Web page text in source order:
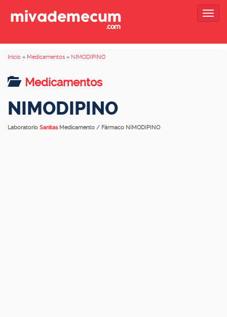
Inicio » Medicamentos » NIMODIPINO
Medicamentos
NIMODIPINO
Laboratorio Sanitas Medicamento / Fármaco NIMODIPINO